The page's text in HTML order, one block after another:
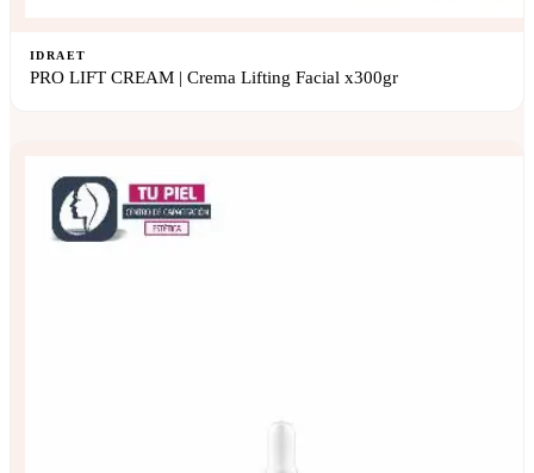
IDRAET
PRO LIFT CREAM | Crema Lifting Facial x300gr